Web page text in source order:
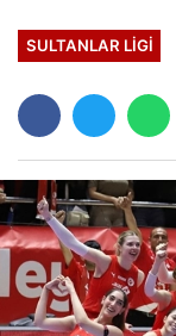
SULTANLAR LIGI